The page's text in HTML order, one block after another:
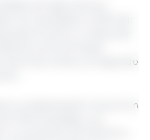
de Agricultura y
los resultados confirman
para el sector y refuerzan
como principal
de cerdo y el segundo
un desempeño récord. En
700 toneladas, con
un aumento de 10,9 % en